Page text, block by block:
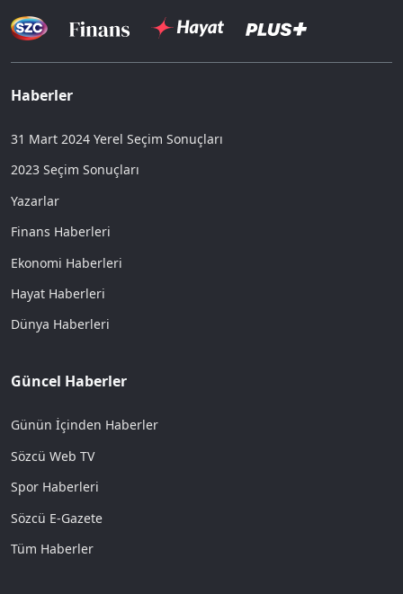
Haberler
31 Mart 2024 Yerel Seçim Sonuçları
2023 Seçim Sonuçları
Yazarlar
Finans Haberleri
Ekonomi Haberleri
Hayat Haberleri
Dünya Haberleri
Güncel Haberler
Günün İçinden Haberler
Sözcü Web TV
Spor Haberleri
Sözcü E-Gazete
Tüm Haberler